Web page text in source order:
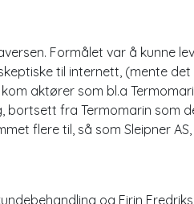
Formålet var å kunne
til internett, (mente
aktører som bl.a
fra Termomarin som
flere til, så som Sleipner AS,
og Eirin